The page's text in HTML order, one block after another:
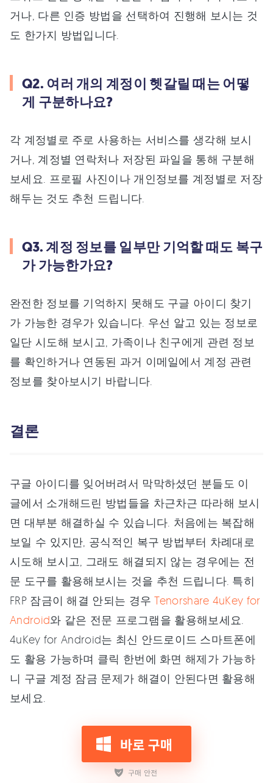
거나, 다른 인증 방법을 선택하여 진행해 보시는 것
도 한가지 방법입니다.
Q2. 여러 개의 계정이 헷갈릴 때는 어떻
게 구분하나요?
각 계정별로 주로 사용하는 서비스를 생각해 보시
거나, 계정별 연락처나 저장된 파일을 통해 구분해
보세요. 프로필 사진이나 개인정보를 계정별로 저장
해두는 것도 추천 드립니다.
Q3. 계정 정보를 일부만 기억할 때도 복구
가 가능한가요?
완전한 정보를 기억하지 못해도 구글 아이디 찾기
가 가능한 경우가 있습니다. 우선 알고 있는 정보로
일단 시도해 보시고, 가족이나 친구에게 관련 정보
를 확인하거나 연동된 과거 이메일에서 계정 관련
정보를 찾아보시기 바랍니다.
결론
구글 아이디를 잊어버려서 막막하셨던 분들도 이
글에서 소개해드린 방법들을 차근차근 따라해 보시
면 대부분 해결하실 수 있습니다. 처음에는 복잡해
보일 수 있지만, 공식적인 복구 방법부터 차례대로
시도해 보시고, 그래도 해결되지 않는 경우에는 전
문 도구를 활용해보시는 것을 추천 드립니다. 특히
FRP 잠금이 해결 안되는 경우Tenorshare 4uKey for
Android와 같은 전문 프로그램을 활용해보세요.
4uKey for Android는 최신 안드로이드 스마트폰에
도 활용 가능하며 클릭 한번에 화면 해제가 가능하
니 구글 계정 잠금 문제가 해결이 안된다면 활용해
보세요.